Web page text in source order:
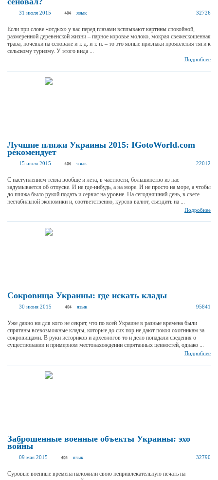
31 июля 2015 язык 32726
Если при слове «отдых» у вас перед глазами всплывают картины спокойной,
размеренной деревенской жизни – парное коровье молоко, мокрая свежескошенная
трава, ночевки на сеновале и т. д. и т. п. – то это явные признаки проявления тяги к
сельскому туризму. У этого вида ...
Подробнее
Лучшие пляжи Украины 2015: IGotoWorld.com
рекомендует
15 июля 2015 язык 22012
С наступлением тепла вообще и лета, в частности, большинство из нас
задумывается об отпуске. И не где-нибудь, а на море. И не просто на море, а чтобы
до пляжа было рукой подать и сервис на уровне. На сегодняшний день, в свете
нестабильной экономики и, соответственно, курсов валют, съездить на ...
Подробнее
Сокровища Украины: где искать клады
30 июня 2015 язык 95841
Уже давно ни для кого не секрет, что по всей Украине в разные времена были
спрятаны всевозможные клады, которые до сих пор не дают покоя охотникам за
сокровищами. В руки историков и археологов то и дело попадали сведения о
существовании и примерном местонахождении спрятанных ценностей, однако ...
Подробнее
Заброшенные военные объекты Украины: эхо
войны
09 мая 2015 язык 32790
Суровые военные времена наложили свою непривлекательную печать на